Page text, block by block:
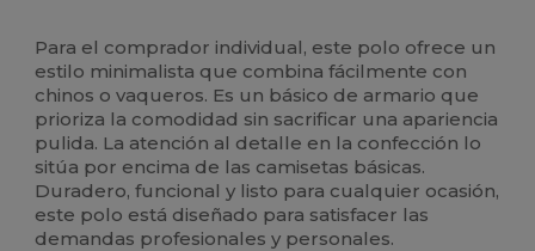
Para el comprador individual, este polo ofrece un
estilo minimalista que combina fácilmente con
chinos o vaqueros. Es un básico de armario que
prioriza la comodidad sin sacrificar una apariencia
pulida. La atención al detalle en la confección lo
sitúa por encima de las camisetas básicas.
Duradero, funcional y listo para cualquier ocasión,
este polo está diseñado para satisfacer las
demandas profesionales y personales.